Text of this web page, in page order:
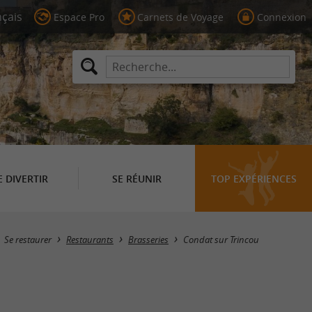
Espace Pro Carnets de Voyage Connexion
DIVERTIR SE RÉUNIR TOP EXPÉRIENCES
Masquer la carte
Se restaurer Restaurants Brasseries Condat sur Trincou